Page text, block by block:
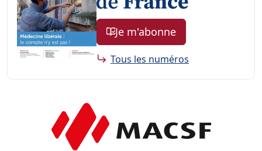
Je m'abonne
Tous les numéros